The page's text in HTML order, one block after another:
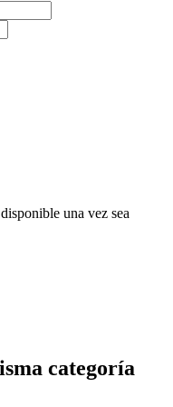
una vez sea
categoría